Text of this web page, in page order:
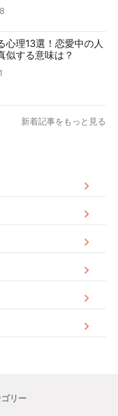
心理13選！恋愛中の人
似する意味は？
新着記事をもっと見る
リー